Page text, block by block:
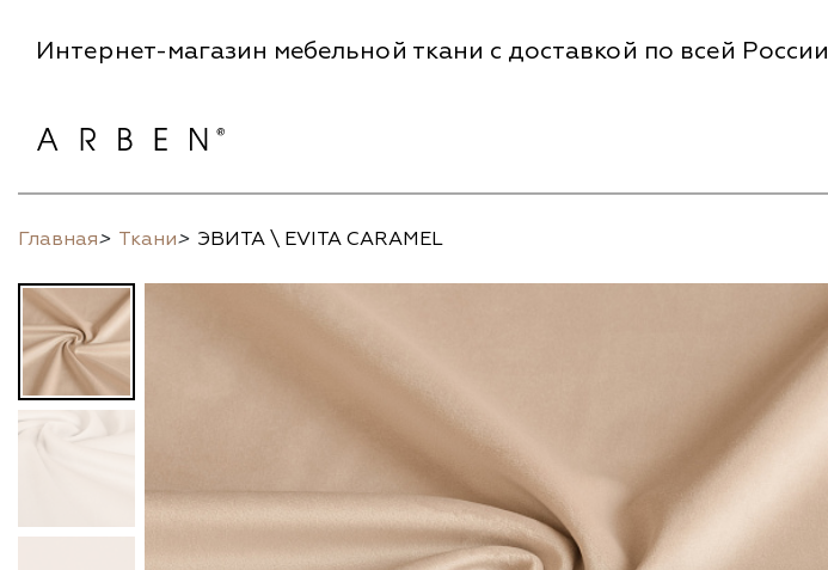
Интернет-магазин мебельной ткани с доставкой по всей России
Главная> Ткани> ЭВИТА \ EVITA CARAMEL